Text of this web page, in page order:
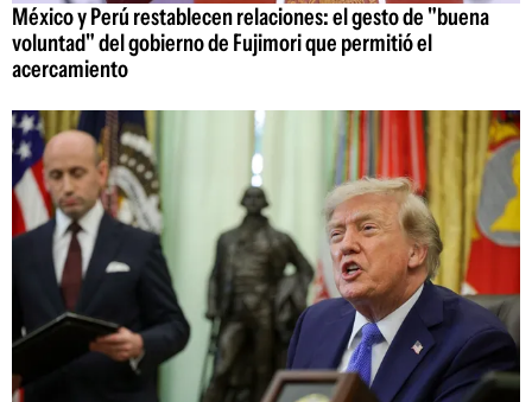
México y Perú restablecen relaciones: el gesto de "buena
voluntad" del gobierno de Fujimori que permitió el
acercamiento